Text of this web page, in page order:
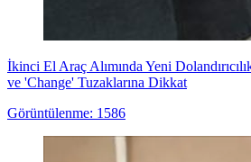
İkinci El Araç Alımında Yeni
ve 'Change' Tuzaklarına Dikkat
Görüntülenme: 1586